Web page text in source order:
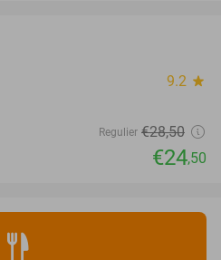
9.2 star
Regulier €28,50
€24,50